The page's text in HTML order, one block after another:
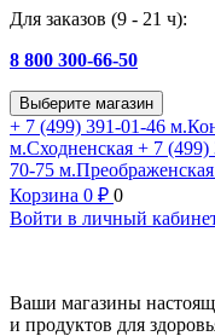
Для заказов (9 - 21 ч):
8 800 300-66-50
Выберите магазин
+ 7 (499) 391-01-46
м.Сходненская + 7 (499)
70-75
Корзина 0 ₽ 0
Войти в личный
Ваши магазины
и продуктов для